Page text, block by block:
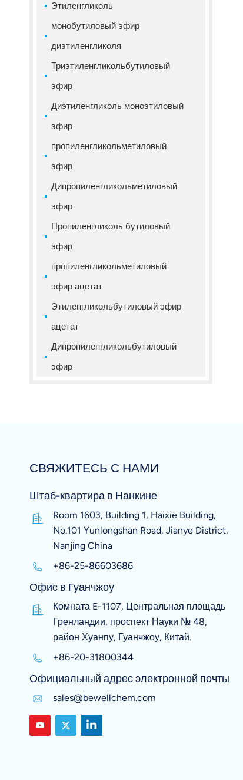
Этиленгликоль
монобутиловый эфир
диэтиленгликоля
Триэтиленгликольбутиловый
эфир
Диэтиленгликоль моноэтиловый
эфир
пропиленгликольметиловый
эфир
Дипропиленгликольметиловый
эфир
Пропиленгликоль бутиловый
эфир
пропиленгликольметиловый
эфир ацетат
Этиленгликольбутиловый эфир
ацетат
Дипропиленгликольбутиловый
эфир
СВЯЖИТЕСЬ С НАМИ
Штаб-квартира в Нанкине
Room 1603, Building 1, Haixie Building,
No.101 Yunlongshan Road, Jianye District,
Nanjing China
+86-25-86603686
Офис в Гуанчжоу
Комната E-1107, Центральная площадь
Гренландии, проспект Науки № 48,
район Хуанпу, Гуанчжоу, Китай.
+86-20-31800344
Официальный адрес электронной почты
sales@bewellchem.com